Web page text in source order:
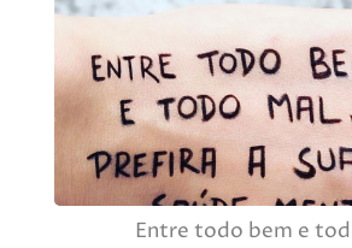
Entre todo bem e